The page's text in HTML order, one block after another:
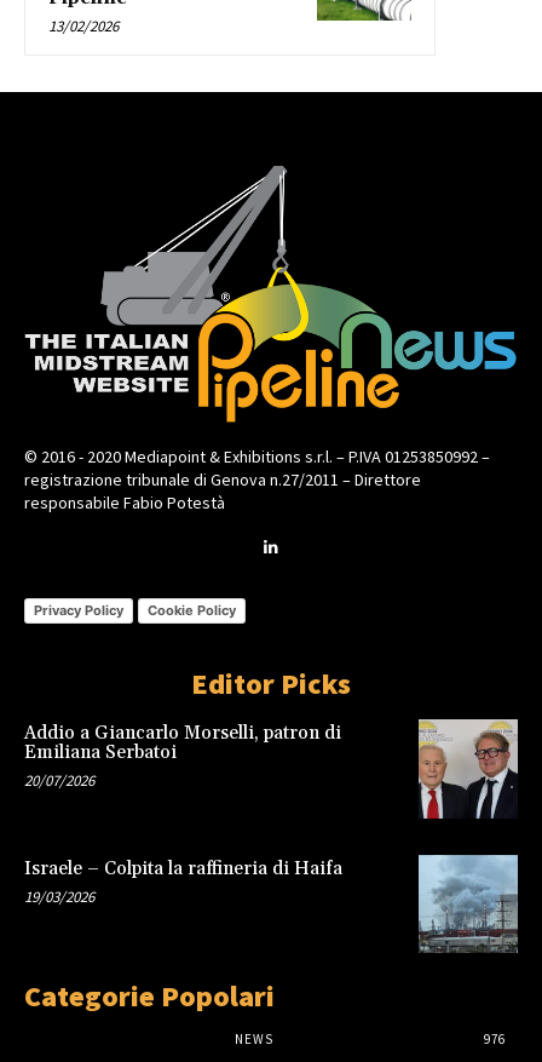
13/02/2026
© 2016 - 2020 Mediapoint & Exhibitions s.r.l. – P.IVA 01253850992 –
registrazione tribunale di Genova n.27/2011 – Direttore
responsabile Fabio Potestà
Privacy Policy Cookie Policy
Editor Picks
Addio a Giancarlo Morselli, patron di
Emiliana Serbatoi
20/07/2026
Israele – Colpita la raffineria di Haifa
19/03/2026
Categorie Popolari
NEWS
976